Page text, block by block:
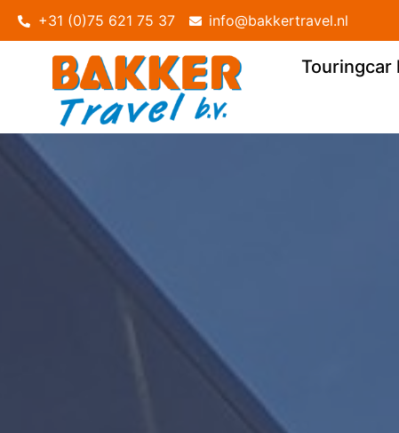
+31 (0)75 621 75 37 info@bakkertravel.nl
Touringcar